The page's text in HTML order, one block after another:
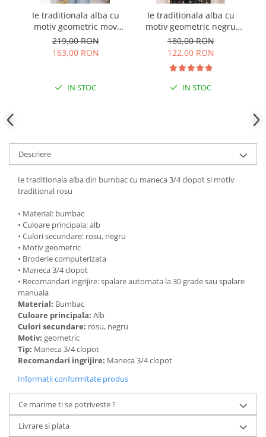
Ie traditionala alba cu
motiv geometric mov
Edith
219,00 RON
163,00 RON
IN STOC
Ie traditionala alba cu
motiv geometric negru
Petra 03 - maneca scurta
180,00 RON
122,00 RON
IN STOC
Descriere
Ie traditionala alba din bumbac cu maneca 3/4 clopot si motiv
traditional rosu
• Material: bumbac
• Culoare principala: alb
• Culori secundare: rosu, negru
• Motiv geometric
• Broderie computerizata
• Maneca 3/4 clopot
• Recomandari ingrijire: spalare automata la 30 grade sau spalare
manuala
Material: Bumbac
Culoare principala: Alb
Culori secundare: rosu, negru
Motiv: geometric
Tip: Maneca 3/4 clopot
Recomandari ingrijire: Maneca 3/4 clopot
Informatii conformitate produs
Ce marime ti se potriveste ?
Livrare si plata